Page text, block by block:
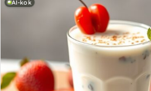
AI-kok